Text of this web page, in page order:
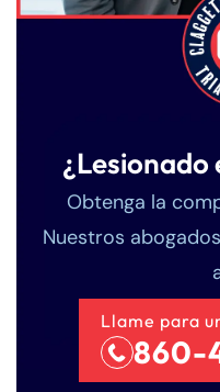
¿Lesionado
Obtenga la
Nuestros
Llame para
860-